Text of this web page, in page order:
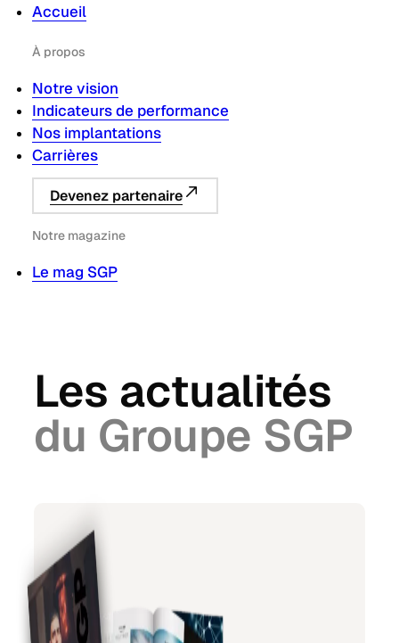
Accueil
À propos
Notre vision
Indicateurs de performance
Nos implantations
Carrières
Devenez partenaire
Notre magazine
Le mag SGP
Les actualités
du Groupe SGP